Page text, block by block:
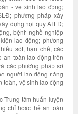
- vệ sinh lao động;
phương pháp xây
dựng nội quy ATLĐ;
bệnh nghề nghiệp
lao động; phương
sót, hạn chế, các
an toàn lao động trên
các phương pháp sơ
người lao động nâng
toàn, vệ sinh lao động
Trung tâm huấn luyện
chỉ hoặc thẻ an toàn